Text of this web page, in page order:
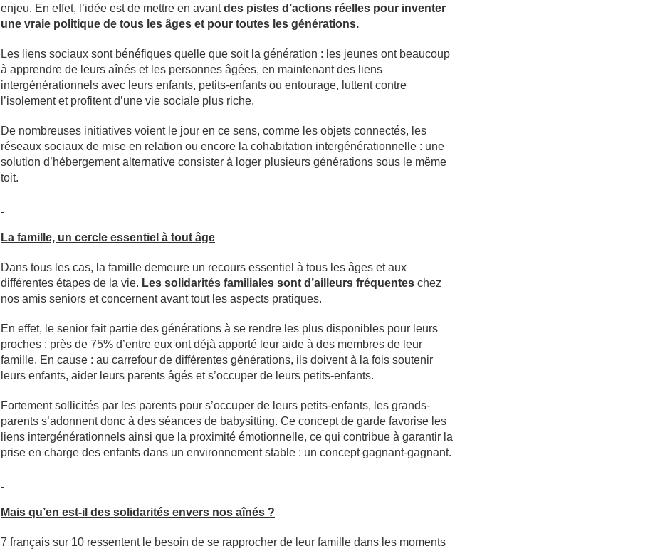
enjeu. En effet, l’idée est de mettre en avantdes pistes d’actions réelles pour inventer
une vraie politique de tous les âges et pour toutes les générations.
Les liens sociaux sont bénéfiques quelle que soit la génération : les jeunes ont beaucoup
à apprendre de leurs aînés et les personnes âgées, en maintenant des liens
intergénérationnels avec leurs enfants, petits-enfants ou entourage, luttent contre
l’isolement et profitent d’une vie sociale plus riche.
De nombreuses initiatives voient le jour en ce sens, comme les objets connectés, les
réseaux sociaux de mise en relation ou encore la cohabitation intergénérationnelle : une
solution d’hébergement alternative consister à loger plusieurs générations sous le même
toit.
La famille, un cercle essentiel à tout âge
Dans tous les cas, la famille demeure un recours essentiel à tous les âges et aux
différentes étapes de la vie. Les solidarités familiales sont d’ailleurs fréquentes chez
nos amis seniors et concernent avant tout les aspects pratiques.
En effet, le senior fait partie des générations à se rendre les plus disponibles pour leurs
proches : près de 75% d’entre eux ont déjà apporté leur aide à des membres de leur
famille. En cause : au carrefour de différentes générations, ils doivent à la fois soutenir
leurs enfants, aider leurs parents âgés et s’occuper de leurs petits-enfants.
Fortement sollicités par les parents pour s’occuper de leurs petits-enfants, les grands-
parents s’adonnent donc à des séances de babysitting. Ce concept de garde favorise les
liens intergénérationnels ainsi que la proximité émotionnelle, ce qui contribue à garantir la
prise en charge des enfants dans un environnement stable : un concept gagnant-gagnant.
Mais qu’en est-il des solidarités envers nos aînés ?
7 français sur 10 ressentent le besoin de se rapprocher de leur famille dans les moments